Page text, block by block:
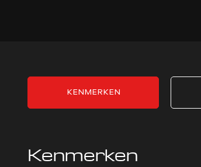
KENMERKEN
Kenmerken